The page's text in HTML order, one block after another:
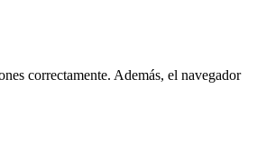
correctamente. Además, el navegador